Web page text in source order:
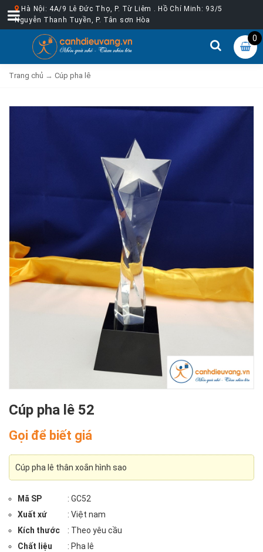
Hà Nội: 4A/9 Lê Đức Thọ, P. Từ Liêm . Hồ Chí Minh: 93/5
Nguyễn Thanh Tuyền, P. Tân sơn Hòa
0
Trang chủ → Cúp pha lê
Cúp pha lê 52
Gọi để biết giá
Cúp pha lê thân xoắn hình sao
Mã SP
: GC52
Xuất xứ
: Việt nam
Kích thước
: Theo yêu cầu
Chất liệu
: Pha lê